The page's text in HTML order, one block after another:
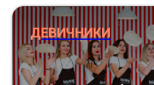
ДЕВИЧНИКИ